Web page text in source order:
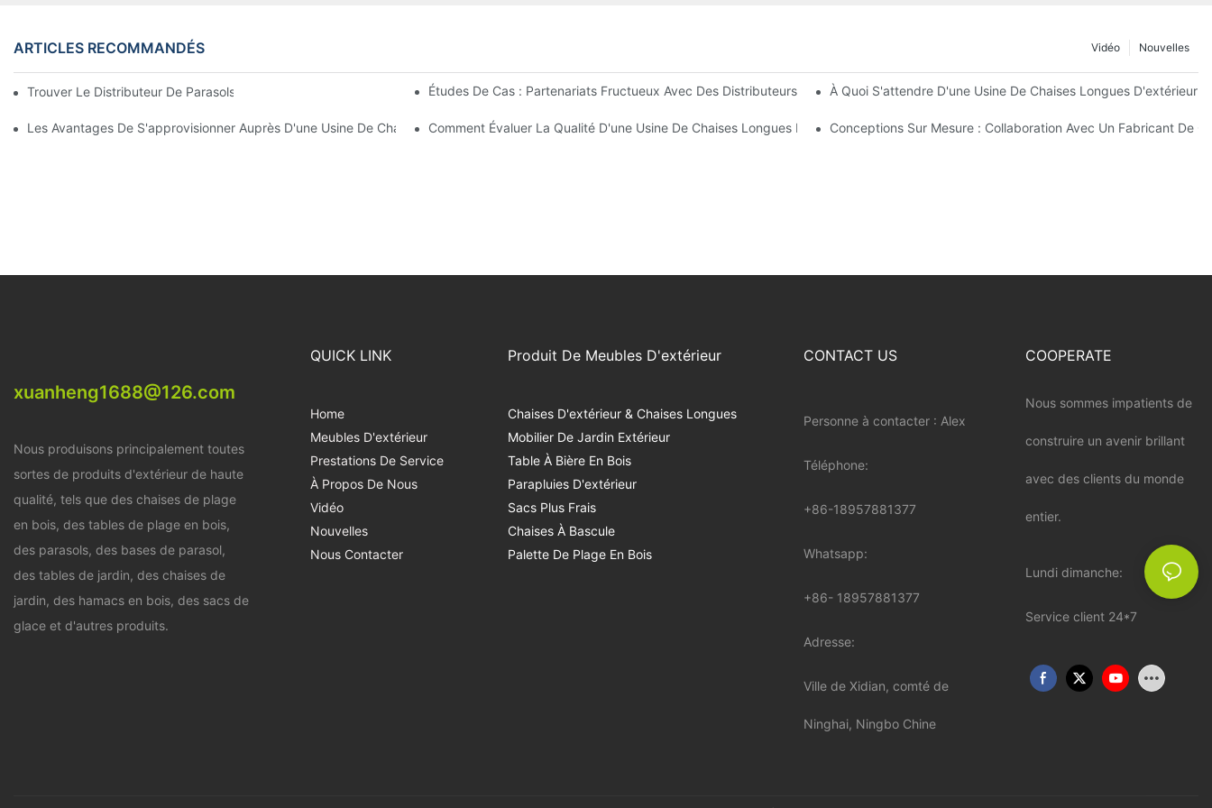
ARTICLES RECOMMANDÉS Nouvelles
Vidéo
Trouver Le Distributeur De Parasols De Plage Idéal Pour Votre EntrepriseÉtudes De Cas : Partenariats Fructueux Avec Des Distributeurs De Parasols De PlageÀ Quoi S'attendre D'une Usine De Chaises Longues D'extérieur
Les Avantages De S'approvisionner Auprès D'une Usine De Chaises Longues D'extérieurComment Évaluer La Qualité D'une Usine De Chaises Longues D'extérieurConceptions Sur Mesure : Collaboration Avec Un Fabricant De
xuanheng1688@126.com
Nous produisons principalement toutes
sortes de produits d'extérieur de haute
qualité, tels que des chaises de plage
en bois, des tables de plage en bois,
des parasols, des bases de parasol,
des tables de jardin, des chaises de
jardin, des hamacs en bois, des sacs de
glace et d'autres produits.
QUICK LINK
Home
Meubles D'extérieur
Prestations De Service
À Propos De Nous
Vidéo
Nouvelles
Nous Contacter
Produit De Meubles D'extérieur
Chaises D'extérieur & Chaises Longues
Mobilier De Jardin Extérieur
Table À Bière En Bois
Parapluies D'extérieur
Sacs Plus Frais
Chaises À Bascule
Palette De Plage En Bois
CONTACT US
Personne à contacter : Alex
Téléphone:
+86-18957881377
Whatsapp:
+86- 18957881377
Adresse:
Ville de Xidian, comté de
Ninghai, Ningbo Chine
COOPERATE
Nous sommes impatients de
construire un avenir brillant
avec des clients du monde
entier.
Lundi dimanche:
Service client 24*7